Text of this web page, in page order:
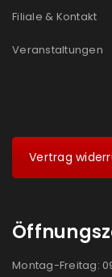
Filiale & Kontakt
Veranstaltungen
Vertrag
Montag-Freitag: